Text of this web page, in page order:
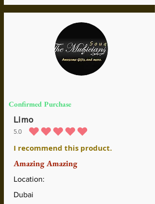
Confirmed Purchase
Limo
5.0
la calificación promedio es 5 de 5
I recommend this product.
Amazing Amazing
Location:
Dubai